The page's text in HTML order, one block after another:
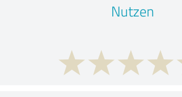
Nutzen